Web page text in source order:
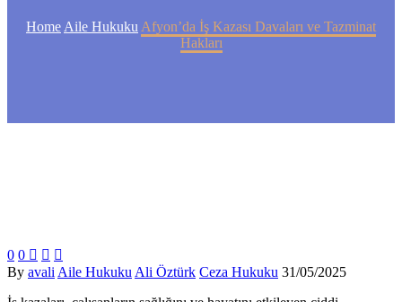
Home Aile Hukuku Afyon’da İş Kazası Davaları ve Tazminat
Hakları
0 0   
By avali Aile Hukuku Ali Öztürk Ceza Hukuku 31/05/2025